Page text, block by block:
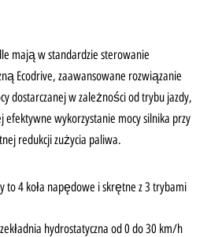
mają w standardzie sterowanie
Ecodrive, zaawansowane rozwiązanie
dostarczanej w zależności od trybu jazdy,
wykorzystanie mocy silnika przy
redukcji zużycia paliwa.
to 4 koła napędowe i skrętne z 3 trybami
hydrostatyczna od 0 do 30 km/h